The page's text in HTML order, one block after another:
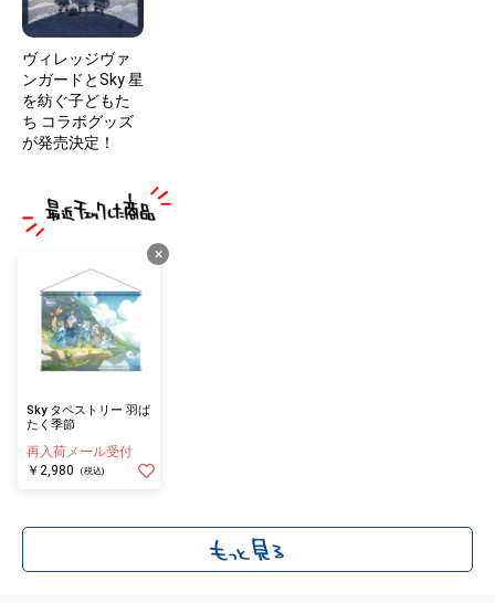
ヴィレッジヴァ
ンガードとSky 星
を紡ぐ子どもた
ち コラボグッズ
が発売決定！
×
Sky タペストリー 羽ば
たく季節
再入荷メール受付
￥2,980
(税込)